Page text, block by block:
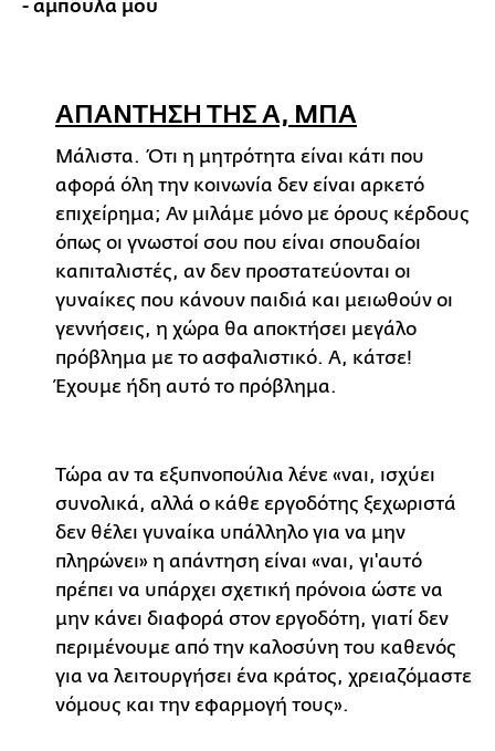
- αμπουλα μου
ΑΠΑΝΤΗΣΗ ΤΗΣ Α, ΜΠΑ
Μάλιστα. Ότι η μητρότητα είναι κάτι που
αφορά όλη την κοινωνία δεν είναι αρκετό
επιχείρημα; Αν μιλάμε μόνο με όρους κέρδους
όπως οι γνωστοί σου που είναι σπουδαίοι
καπιταλιστές, αν δεν προστατεύονται οι
γυναίκες που κάνουν παιδιά και μειωθούν οι
γεννήσεις, η χώρα θα αποκτήσει μεγάλο
πρόβλημα με το ασφαλιστικό. Α, κάτσε!
Έχουμε ήδη αυτό το πρόβλημα.
Τώρα αν τα εξυπνοπούλια λένε «ναι, ισχύει
συνολικά, αλλά ο κάθε εργοδότης ξεχωριστά
δεν θέλει γυναίκα υπάλληλο για να μην
πληρώνει» η απάντηση είναι «ναι, γι'αυτό
πρέπει να υπάρχει σχετική πρόνοια ώστε να
μην κάνει διαφορά στον εργοδότη, γιατί δεν
περιμένουμε από την καλοσύνη του καθενός
για να λειτουργήσει ένα κράτος, χρειαζόμαστε
νόμους και την εφαρμογή τους».